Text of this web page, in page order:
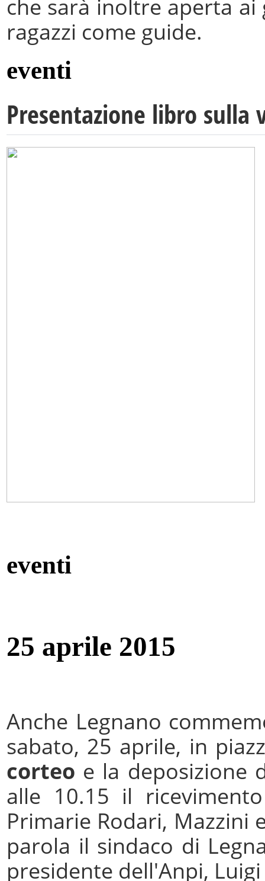
che sarà inoltre aperta
ragazzi come guide.
eventi
Presentazione libro
eventi
25 aprile 2015
Anche Legnano
sabato, 25 aprile, in
corteo e la deposizione
alle 10.15 il
Primarie Rodari, Mazzini
parola il sindaco di
presidente dell'Anpi,